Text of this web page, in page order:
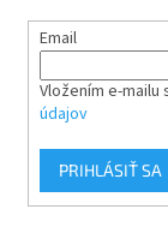
Email
Vložením e-mailu
údajov
PRIHLÁSIŤ SA